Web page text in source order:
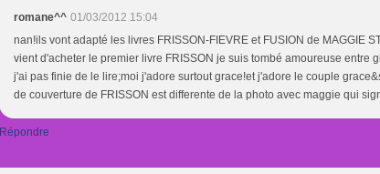
romane^^ 01/03/2012 15:04
nan!ils vont adapté les livres FRISSON-FIEVRE et FUSION de MAGGIE
vient d'acheter le premier livre FRISSON je suis tombé amoureuse entre
j'ai pas finie de le lire;moi j'adore surtout grace!et j'adore le couple
de couverture de FRISSON est differente de la photo avec maggie qui
Répondre